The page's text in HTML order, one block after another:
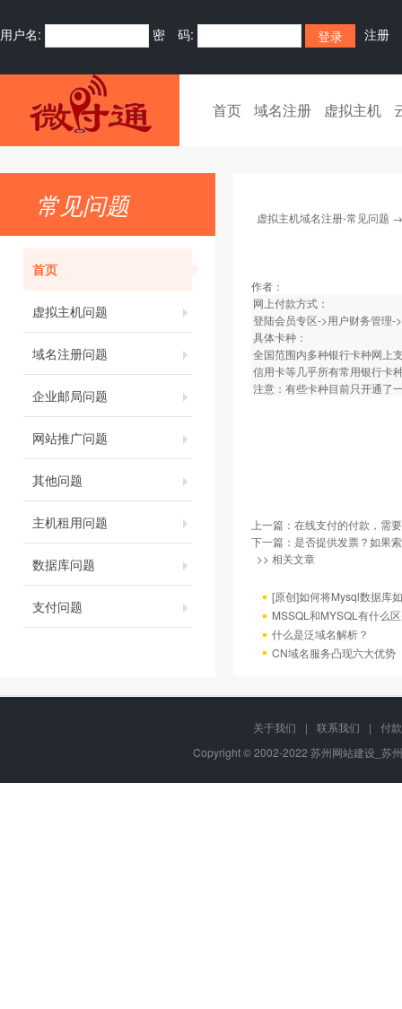
用户名: 密 码: 注册
首页 域名注册 虚拟主机
常见问题
首页
虚拟主机问题
域名注册问题
企业邮局问题
网站推广问题
其他问题
主机租用问题
数据库问题
支付问题
虚拟主机域名注册-常见问题
作者：
网上付款方式：
登陆会员专区->用户财务管理-
具体卡种：
全国范围内多种银行卡种网上
信用卡等几乎所有常用银行卡
注意：有些卡种目前只开通了
上一篇： 在线支付的付款，需
下一篇： 是否提供发票？如果
>> 相关文章
[原创]如何将Mysql数据库
MSSQL和MYSQL有什么
什么是泛域名解析？
CN域名服务凸现六大优势
关于我们 | 联系我们 |
付
Copyright © 2002-2022 苏州网站建设_